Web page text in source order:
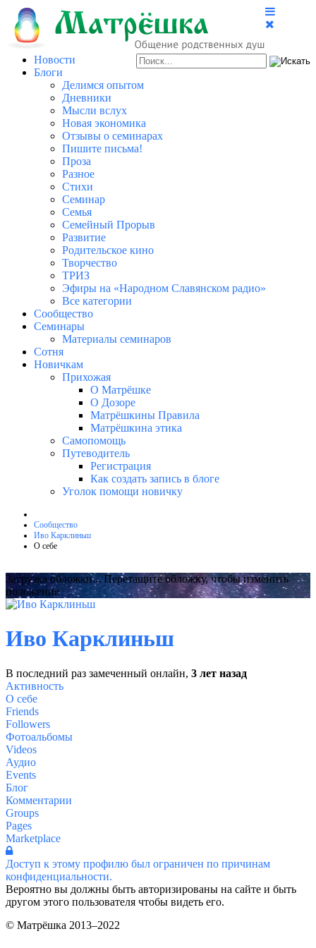
Новости
Блоги
Делимся опытом
Дневники
Мысли вслух
Новая экономика
Отзывы о семинарах
Пишите письма!
Проза
Разное
Стихи
Семинар
Семья
Семейный Прорыв
Развитие
Родительское кино
Творчество
ТРИЗ
Эфиры на «Народном Славянском радио»
Все категории
Сообщество
Семинары
Материалы семинаров
Сотня
Новичкам
Прихожая
О Матрёшке
О Дозоре
Матрёшкины Правила
Матрёшкина этика
Самопомощь
Путеводитель
Регистрация
Как создать запись в блоге
Уголок помощи новичку
Сообщество
Иво Карклиньш
О себе
Загрузка обложки... Перетащите обложку, чтобы изменить
положение
Иво Карклиньш
В последний раз замеченный онлайн, 3 лет назад
Активность
О себе
Friends
Followers
Фотоальбомы
Videos
Аудио
Events
Блог
Комментарии
Groups
Pages
Marketplace
Доступ к этому профилю был ограничен по причинам
конфиденциальности.
Вероятно вы должны быть авторизированы на сайте и быть
другом этого пользователя чтобы видеть его.
© Матрёшка 2013–2022